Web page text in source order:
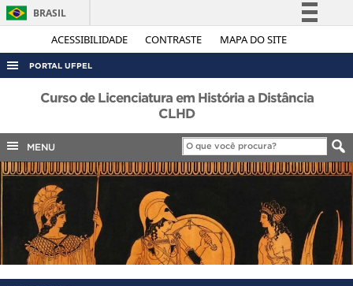
ACESSIBILIDADE CONTRASTE MAPA DO SITE
BRASIL
Simplifique!
Legislação
Canais
PORTAL UFPEL
ACESSO À INFORMAÇÃO
COBALTO
CONCURSOS
EDITAIS
INTERNACIONAL
OUVIDORIA
PORTARIAS
Curso de Licenciatura em História a Distância
CLHD
MENU